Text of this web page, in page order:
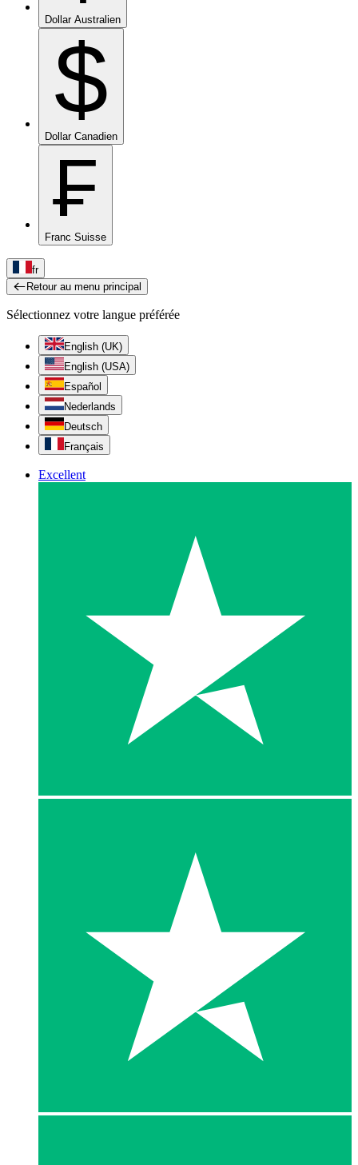
Dollar Australien
$
Dollar Canadien
₣
Franc Suisse
fr
Retour au menu principal
Sélectionnez votre langue préférée
English (UK)
English (USA)
Español
Nederlands
Deutsch
Français
Excellent